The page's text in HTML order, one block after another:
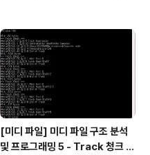
[미디 파일] 미디 파일 구조 분석
및 프로그래밍 5 - Track 청크 3,